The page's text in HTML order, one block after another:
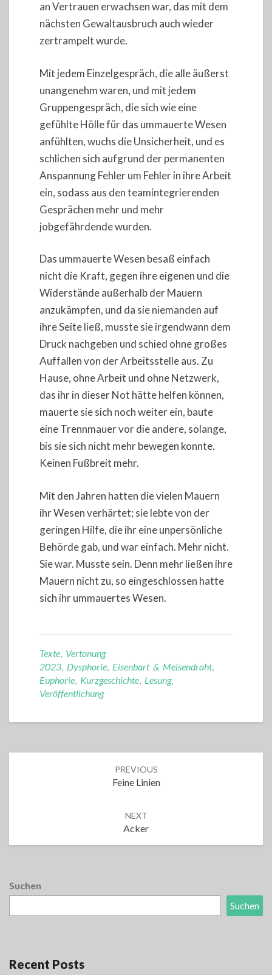
an Vertrauen erwachsen war, das mit dem
nächsten Gewaltausbruch auch wieder
zertrampelt wurde.
Mit jedem Einzelgespräch, die alle äußerst
unangenehm waren, und mit jedem
Gruppengespräch, die sich wie eine
gefühlte Hölle für das ummauerte Wesen
anfühlten, wuchs die Unsicherheit, und es
schlichen sich aufgrund der permanenten
Anspannung Fehler um Fehler in ihre Arbeit
ein, sodass aus den teamintegrierenden
Gesprächen mehr und mehr
jobgefährdende wurden.
Das ummauerte Wesen besaß einfach
nicht die Kraft, gegen ihre eigenen und die
Widerstände außerhalb der Mauern
anzukämpfen, und da sie niemanden auf
ihre Seite ließ, musste sie irgendwann dem
Druck nachgeben und schied ohne großes
Auffallen von der Arbeitsstelle aus. Zu
Hause, ohne Arbeit und ohne Netzwerk,
das ihr in dieser Not hätte helfen können,
mauerte sie sich noch weiter ein, baute
eine Trennmauer vor die andere, solange,
bis sie sich nicht mehr bewegen konnte.
Keinen Fußbreit mehr.
Mit den Jahren hatten die vielen Mauern
ihr Wesen verhärtet; sie lebte von der
geringen Hilfe, die ihr eine unpersönliche
Behörde gab, und war einfach. Mehr nicht.
Sie war. Musste sein. Denn mehr ließen ihre
Mauern nicht zu, so eingeschlossen hatte
sich ihr ummauertes Wesen.
Texte, Vertonung
2023, Dysphorie, Eisenbart & Meisendraht,
Euphorie, Kurzgeschichte, Lesung,
Veröffentlichung
PREVIOUS
Feine Linien
NEXT
Acker
Suchen
Suchen
Recent Posts